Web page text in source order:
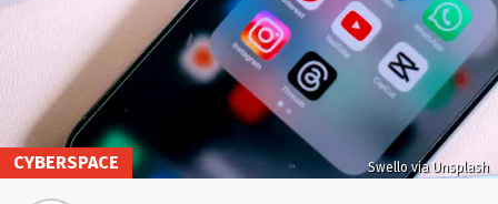
Swello via Unsplash
CYBERSPACE